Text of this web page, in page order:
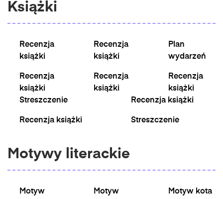
Książki
Recenzja
książki
Recenzja
książki
Recenzja
książki
Recenzja
książki
Plan
wydarzeń
Recenzja
książki
Streszczenie
Recenzja książki
Recenzja książki
Streszczenie
Motywy literackie
Motyw
Motyw
Motyw kota